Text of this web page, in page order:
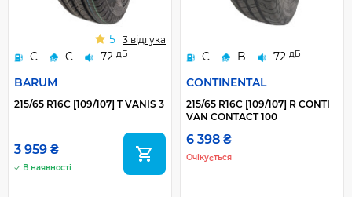
C C 72 дБ
BARUM
5 3 відгука
215/65 R16C [109/107] T VANIS 3
3 959 ₴
В наявності
C B 72 дБ
CONTINENTAL
215/65 R16C [109/107] R CONTI
VAN CONTACT 100
6 398 ₴
Очікується